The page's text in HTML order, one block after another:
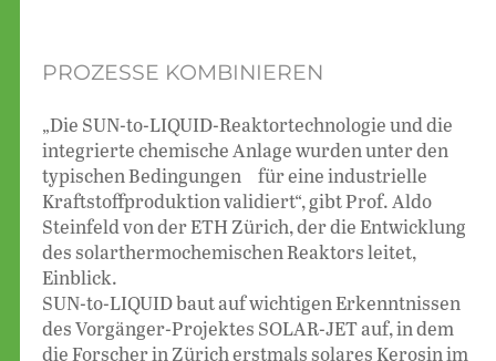
PROZESSE KOMBINIEREN
„Die SUN-to-LIQUID-Reaktortechnologie und die
integrierte chemische Anlage wurden unter den
typischen Bedingungen für eine industrielle
Kraftstoffproduktion validiert“, gibt Prof. Aldo
Steinfeld von der ETH Zürich, der die Entwicklung
des solarthermochemischen Reaktors leitet,
Einblick.
SUN-to-LIQUID baut auf wichtigen Erkenntnissen
des Vorgänger-Projektes SOLAR-JET auf, in dem
die Forscher in Zürich erstmals solares Kerosin im